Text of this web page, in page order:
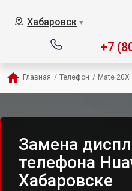
Хабаровск ▼
+7
Главная / Телефон / Mate 20X
Замена
телефона
Хабаровске